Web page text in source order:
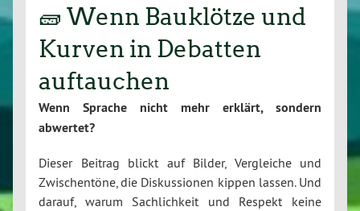
🧱 Wenn Bauklötze und
Kurven in Debatten
auftauchen
Wenn Sprache nicht mehr erklärt, sondern
abwertet?
Dieser Beitrag blickt auf Bilder, Vergleiche und
Zwischentöne, die Diskussionen kippen lassen. Und
darauf, warum Sachlichkeit und Respekt keine